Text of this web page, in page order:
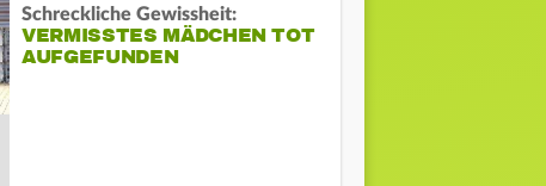
Schreckliche Gewissheit:
VERMISSTES MÄDCHEN TOT
AUFGEFUNDEN